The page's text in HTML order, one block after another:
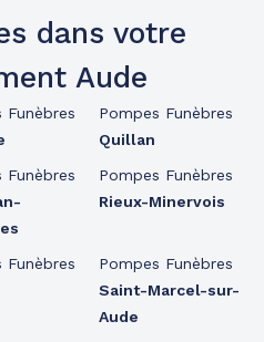
dans votre
Aude
Funèbres
Funèbres
Funèbres
Pompes Funèbres
Quillan
Pompes Funèbres
Rieux-Minervois
Pompes Funèbres
Saint-Marcel-sur-
Aude